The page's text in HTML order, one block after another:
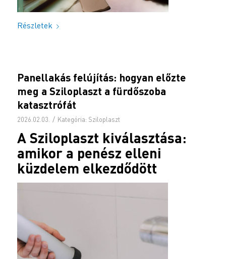
Részletek
Panellakás felújítás: hogyan előzte
meg a Sziloplaszt a fürdőszoba
katasztrófát
2026.02.03. / Kategória: Sziloplaszt
A Sziloplaszt kiválasztása:
amikor a penész elleni
küzdelem elkezdődött